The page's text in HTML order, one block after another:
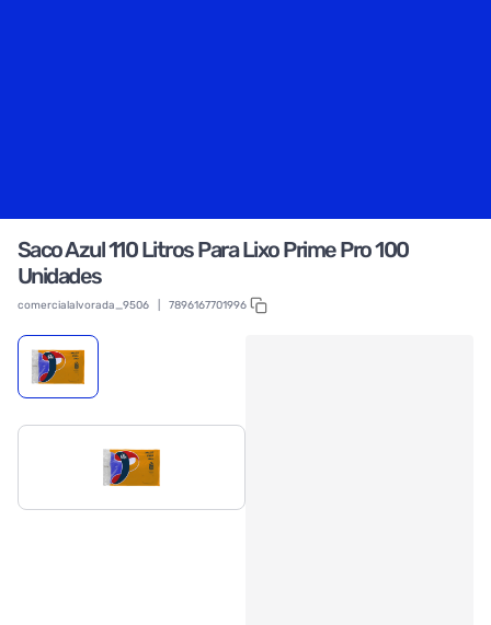
Saco Azul 110 Litros Para Lixo Prime Pro 100
Unidades
comercialalvorada_9506 7896167701996